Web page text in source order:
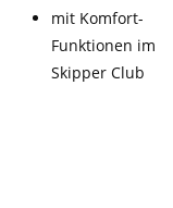
mit Komfort-
Funktionen im
Skipper Club